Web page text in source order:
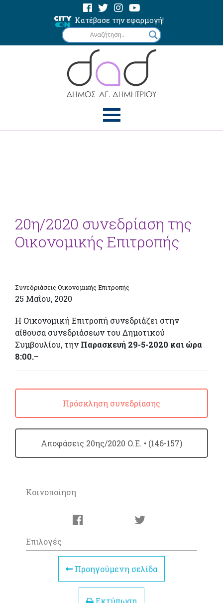
Κατέβασε την εφαρμογή!
20η/2020 συνεδρίαση της
Οικονομικής Επιτροπής
Συνεδριάσεις Οικονομικής Επιτροπής
25 Μαΐου, 2020
Η Οικονομική Επιτροπή συνεδριάζει στην
αίθουσα συνεδριάσεων του Δημοτικού
Συμβουλίου, την Παρασκευή 29-5-2020 και ώρα
8:00.–
Πρόσκληση συνεδρίασης
Απoφάσεις 20ης/2020 Ο.Ε. • (146-157)
Κοινοποίηση
Επιλογές
Προηγούμενη σελίδα
Εκτύπωση